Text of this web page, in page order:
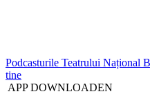
Podcasturile Teatrului Național
tine
APP DOWNLOADEN